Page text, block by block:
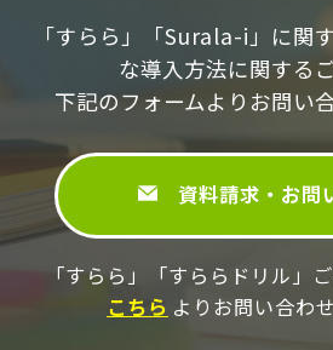
「すらら」「Surala-i」に関
な導⼊⽅法に関する
下記のフォームよりお問い
資料請求・お問
「すらら」「すららドリル」
こちら よりお問い合わ